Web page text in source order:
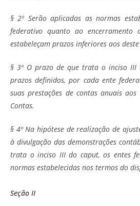
§ 2º Serão aplicadas as normas
federativo quanto ao encerramento
estabeleçam prazos inferiores aos
§ 3º O prazo de que trata o inciso III
prazos definidos, por cada ente
suas prestações de contas anuais
Contas.
§ 4º Na hipótese de realização de
à divulgação das demonstrações
trata o inciso III do caput, os entes
normas estabelecidas nos termos do
Seção II